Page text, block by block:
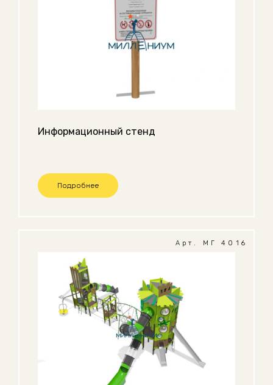
Информационный стенд
Подробнее
Арт. МГ 4016